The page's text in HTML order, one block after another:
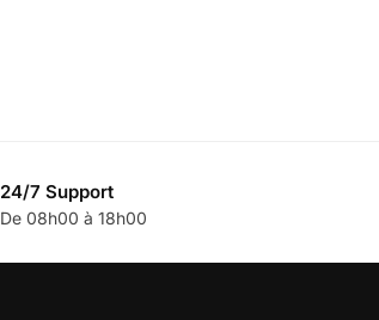
24/7 Support
De 08h00 à 18h00